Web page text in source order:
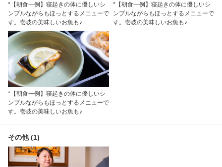
*【朝食一例】寝起きの体に優しいシ
ンプルながらもほっとするメニューで
す。壱岐の美味しいお魚も♪
*【朝食一例】寝起きの体に優しいシ
ンプルながらもほっとするメニューで
す。壱岐の美味しいお魚も♪
*【朝食一例】寝起きの体に優しいシ
ンプルながらもほっとするメニューで
す。壱岐の美味しいお魚も♪
その他 (1)